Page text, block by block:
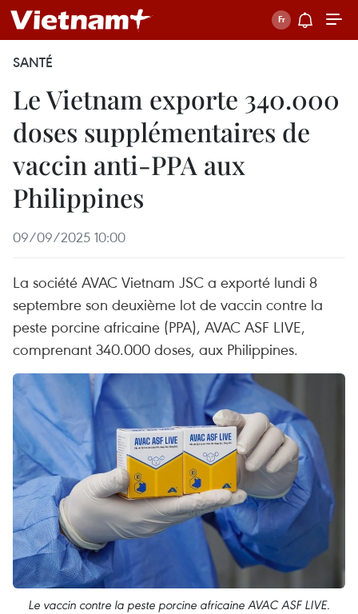
SANTÉ
Le Vietnam exporte 340.000
doses supplémentaires de
vaccin anti-PPA aux
Philippines
09/09/2025 10:00
La société AVAC Vietnam JSC a exporté lundi 8
septembre son deuxième lot de vaccin contre la
peste porcine africaine (PPA), AVAC ASF LIVE,
comprenant 340.000 doses, aux Philippines.
Le vaccin contre la peste porcine africaine AVAC ASF LIVE.